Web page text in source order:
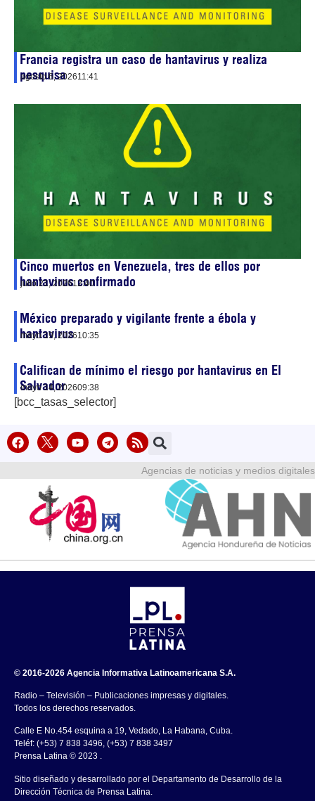
Francia registra un caso de hantavirus y realiza
pesquisa
agosto 6, 202611:41
Cinco muertos en Venezuela, tres de ellos por
hantavirus confirmado
julio 21, 202612:40
México preparado y vigilante frente a ébola y
hantavirus
mayo 19, 202610:35
Califican de mínimo el riesgo por hantavirus en El
Salvador
mayo 14, 202609:38
[bcc_tasas_selector]
Agencias de noticias y medios digitales
© 2016-2026 Agencia Informativa Latinoamericana S.A.
Radio – Televisión – Publicaciones impresas y digitales.
Todos los derechos reservados.
Calle E No.454 esquina a 19, Vedado, La Habana, Cuba.
Teléf: (+53) 7 838 3496, (+53) 7 838 3497
Prensa Latina © 2023 .
Sitio diseñado y desarrollado por el Departamento de Desarrollo de la
Dirección Técnica de Prensa Latina.